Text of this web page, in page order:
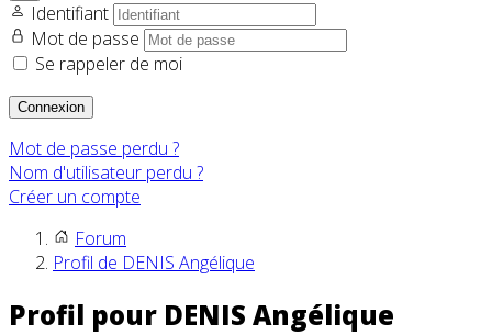
Identifiant
Mot de passe
Se rappeler de moi
Connexion
Mot de passe perdu ?
Nom d'utilisateur perdu ?
Créer un compte
Forum
Profil de DENIS Angélique
Profil pour DENIS Angélique